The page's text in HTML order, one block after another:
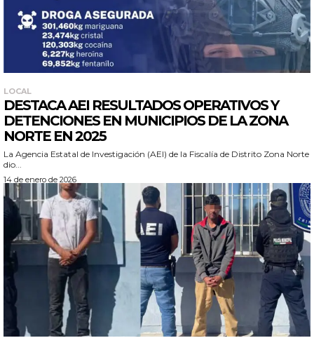
LOCAL
DESTACA AEI RESULTADOS OPERATIVOS Y
DETENCIONES EN MUNICIPIOS DE LA ZONA
NORTE EN 2025
La Agencia Estatal de Investigación (AEI) de la Fiscalía de Distrito Zona Norte
dio...
14 de enero de 2026